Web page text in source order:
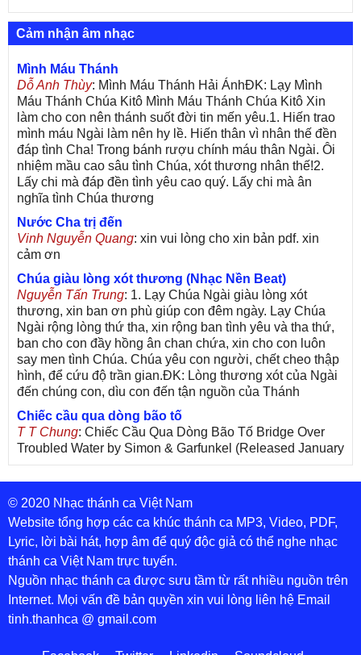
Cảm nhận âm nhạc
Mình Máu Thánh
Dỗ Anh Thùy: Mình Máu Thánh Hải ÁnhĐK: Lạy Mình
Máu Thánh Chúa Kitô Mình Máu Thánh Chúa Kitô Xin
làm cho con nên thánh suốt đời tin mến yêu.1. Hiến trao
mình máu Ngài làm nên hy lề. Hiến thân vì nhân thế đền
đáp tình Cha! Trong bánh rượu chính máu thân Ngài. Ôi
nhiệm mầu cao sâu tình Chúa, xót thương nhân thế!2.
Lấy chi mà đáp đền tình yêu cao quý. Lấy chi mà ân
nghĩa tình Chúa thương
Nước Cha trị đến
Vinh Nguyễn Quang: xin vui lòng cho xin bản pdf. xin
cảm ơn
Chúa giàu lòng xót thương (Nhạc Nền Beat)
Nguyễn Tấn Trung: 1. Lạy Chúa Ngài giàu lòng xót
thương, xin ban ơn phù giúp con đêm ngày. Lạy Chúa
Ngài rộng lòng thứ tha, xin rộng ban tình yêu và tha thứ,
ban cho con đầy hồng ân chan chứa, xin cho con luôn
say men tình Chúa. Chúa yêu con người, chết cheo thập
hình, để cứu độ trần gian.ĐK: Lòng thương xót của Ngài
đến chúng con, dìu con đến tận nguồn của Thánh
Chiếc cầu qua dòng bão tố
T T Chung: Chiếc Cầu Qua Dòng Bão Tố Bridge Over
Troubled Water by Simon & Garfunkel (Released January
26, 1970) Lời Việt: Nhạc Sĩ Vũ Đức Nghiêm Trình Bày:
Chung Tử Lưu
De Colores! (Lời Việt)
Son Vu: Bài hát có lời chưa.Cám ơn
© 2020 Nhạc thánh ca Việt Nam
Website tổng hợp các ca khúc thánh ca MP3, Video, PDF,
Lyric, lời bài hát, hợp âm để quý độc giả có thể nghe nhạc
thánh ca Việt Nam trực tuyến.
Nguồn nhạc thánh ca được sưu tầm từ rất nhiều nguồn trên
Internet. Mọi vấn đề bản quyền xin vui lòng liên hệ Email
tinh.thanhca @ gmail.com